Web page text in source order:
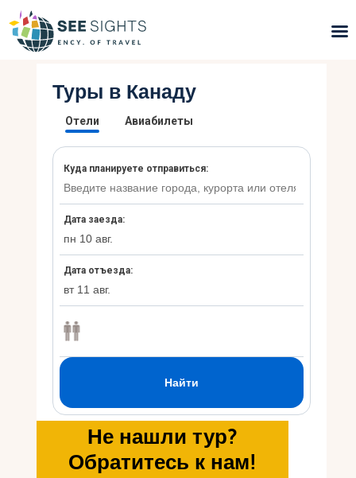
Поиск туров
Горящие туры
Типы Туров
Страны
Инфо
Контакты
Туры в Канаду
Не нашли тур?
Обратитесь к нам!